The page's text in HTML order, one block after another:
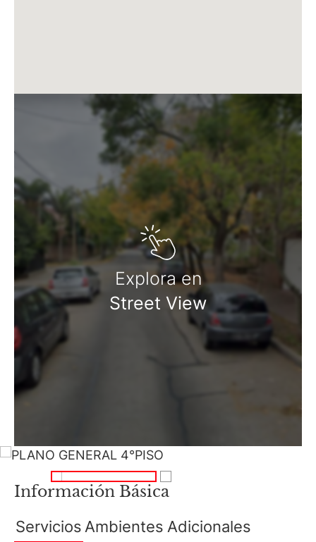
Matrícula CUCICBA N° 8264
Av. Juramento 1775 - Belgrano - CABA
Explora en
Street View
Información Básica
Servicios Ambientes Adicionales